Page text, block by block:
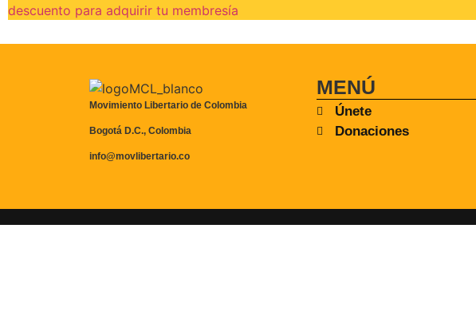
descuento para adquirir tu membresía
Movimiento Libertario de Colombia
Bogotá D.C., Colombia
info@movlibertario.co
MENÚ
Únete
Donaciones